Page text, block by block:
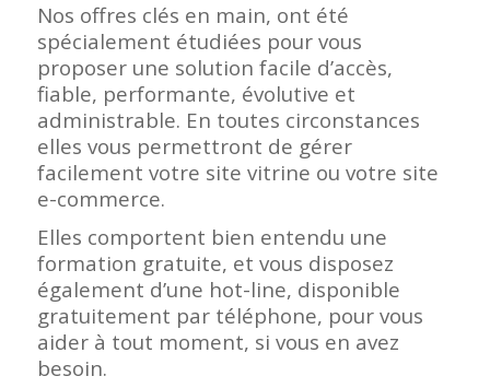
Nos offres clés en main, ont été
spécialement étudiées pour vous
proposer une solution facile d’accès,
fiable, performante, évolutive et
administrable. En toutes circonstances
elles vous permettront de gérer
facilement votre site vitrine ou votre site
e-commerce.
Elles comportent bien entendu une
formation gratuite, et vous disposez
également d’une hot-line, disponible
gratuitement par téléphone, pour vous
aider à tout moment, si vous en avez
besoin.